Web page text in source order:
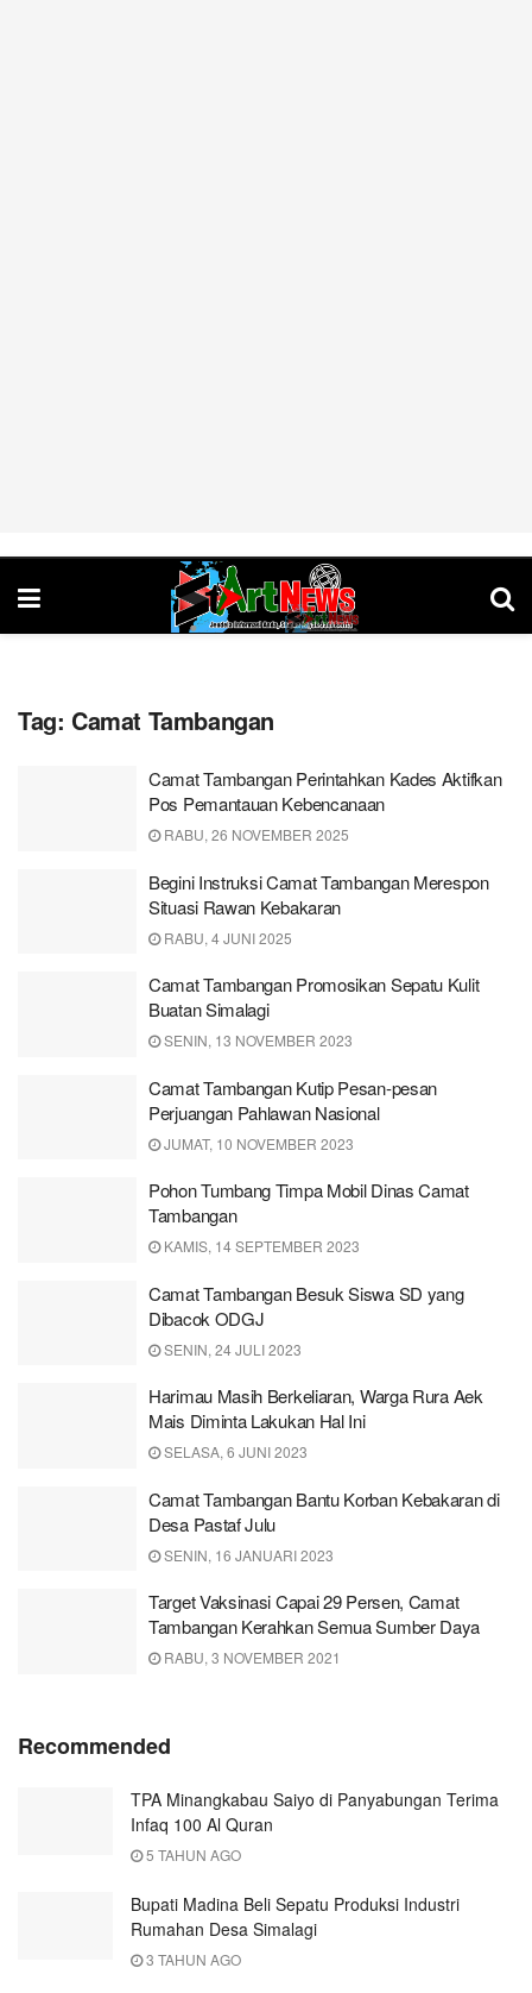
Tag: Camat Tambangan
Camat Tambangan Perintahkan Kades Aktifkan
Pos Pemantauan Kebencanaan
RABU, 26 NOVEMBER 2025
Begini Instruksi Camat Tambangan Merespon
Situasi Rawan Kebakaran
RABU, 4 JUNI 2025
Camat Tambangan Promosikan Sepatu Kulit
Buatan Simalagi
SENIN, 13 NOVEMBER 2023
Camat Tambangan Kutip Pesan-pesan
Perjuangan Pahlawan Nasional
JUMAT, 10 NOVEMBER 2023
Pohon Tumbang Timpa Mobil Dinas Camat
Tambangan
KAMIS, 14 SEPTEMBER 2023
Camat Tambangan Besuk Siswa SD yang
Dibacok ODGJ
SENIN, 24 JULI 2023
Harimau Masih Berkeliaran, Warga Rura Aek
Mais Diminta Lakukan Hal Ini
SELASA, 6 JUNI 2023
Camat Tambangan Bantu Korban Kebakaran di
Desa Pastaf Julu
SENIN, 16 JANUARI 2023
Target Vaksinasi Capai 29 Persen, Camat
Tambangan Kerahkan Semua Sumber Daya
RABU, 3 NOVEMBER 2021
Recommended
TPA Minangkabau Saiyo di Panyabungan Terima
Infaq 100 Al Quran
5 TAHUN AGO
Bupati Madina Beli Sepatu Produksi Industri
Rumahan Desa Simalagi
3 TAHUN AGO